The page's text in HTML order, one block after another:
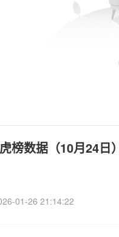
榜数据（10月24日
01-26 21:14:22